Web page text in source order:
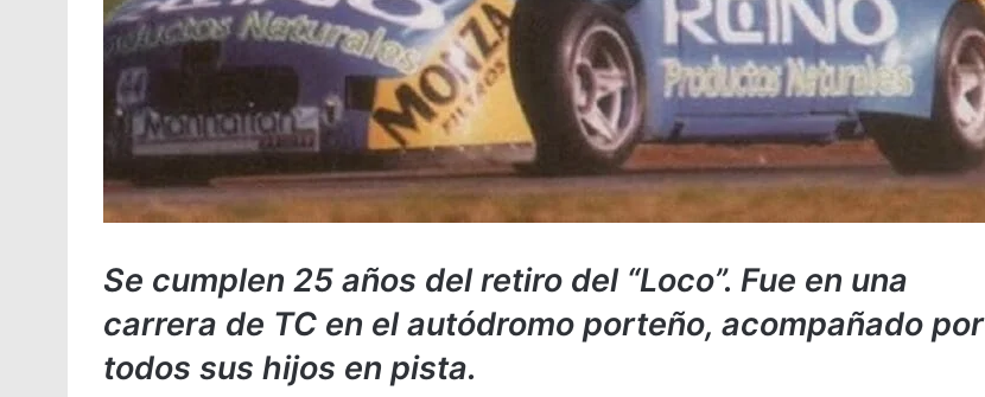
Se cumplen 25 años del retiro del “Loco”. Fue en una
carrera de TC en el autódromo porteño, acompañado por
todos sus hijos en pista.